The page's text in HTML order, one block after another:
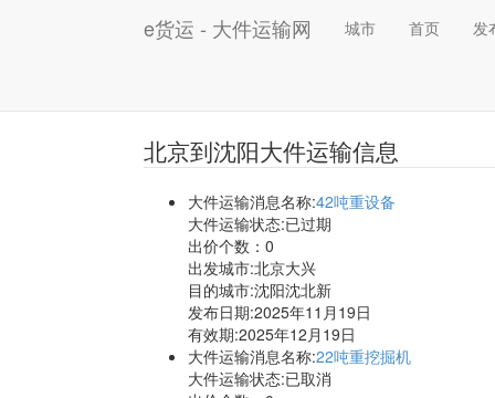
e货运 - 大件运输网 城市 首页 发
北京到沈阳大件运输信息
大件运输消息名称:42吨重设备
大件运输状态:已过期
出价个数： 0
出发城市:北京大兴
目的城市:沈阳沈北新
发布日期:2025年11月19日
有效期:2025年12月19日
大件运输消息名称:22吨重挖掘机
大件运输状态:已取消